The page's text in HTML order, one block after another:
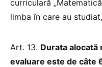
curriculară
limba în care au
Art. 13. Durata
evaluare este de câte